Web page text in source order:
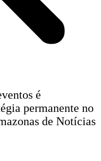
é
permanente no
de Notícias